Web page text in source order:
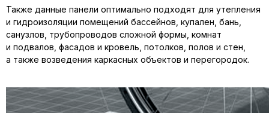
Также данные панели оптимально подходят для утепления
и гидроизоляции помещений бассейнов, купален, бань,
санузлов, трубопроводов сложной формы, комнат
и подвалов, фасадов и кровель, потолков, полов и стен,
а также возведения каркасных объектов и перегородок.